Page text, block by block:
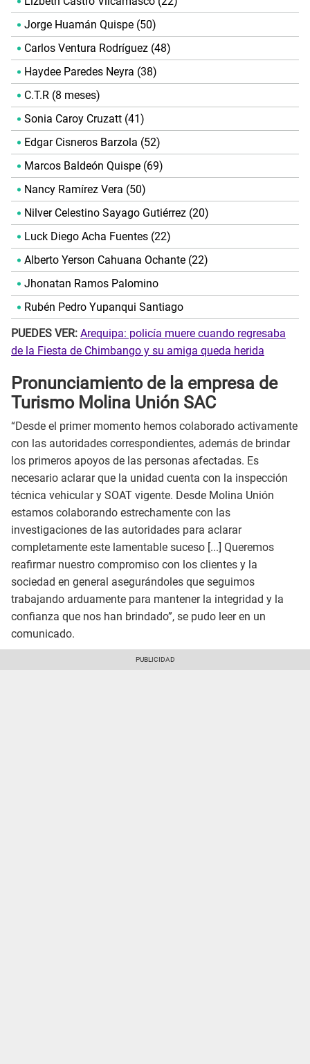
Jorge Huamán Quispe (50)
Carlos Ventura Rodríguez (48)
Haydee Paredes Neyra (38)
C.T.R (8 meses)
Sonia Caroy Cruzatt (41)
Edgar Cisneros Barzola (52)
Marcos Baldeón Quispe (69)
Nancy Ramírez Vera (50)
Nilver Celestino Sayago Gutiérrez (20)
Luck Diego Acha Fuentes (22)
Alberto Yerson Cahuana Ochante (22)
Jhonatan Ramos Palomino
Rubén Pedro Yupanqui Santiago
PUEDES VER: Arequipa: policía muere cuando regresaba
de la Fiesta de Chimbango y su amiga queda herida
Pronunciamiento de la empresa de
Turismo Molina Unión SAC
“Desde el primer momento hemos colaborado activamente
con las autoridades correspondientes, además de brindar
los primeros apoyos de las personas afectadas. Es
necesario aclarar que la unidad cuenta con la inspección
técnica vehicular y SOAT vigente. Desde Molina Unión
estamos colaborando estrechamente con las
investigaciones de las autoridades para aclarar
completamente este lamentable suceso [...] Queremos
reafirmar nuestro compromiso con los clientes y la
sociedad en general asegurándoles que seguimos
trabajando arduamente para mantener la integridad y la
confianza que nos han brindado”, se pudo leer en un
comunicado.